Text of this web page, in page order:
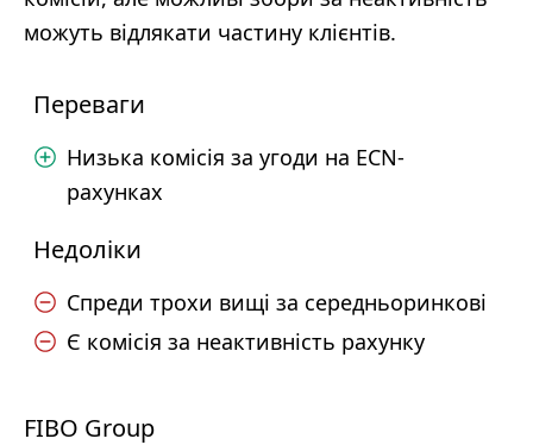
можуть відлякати частину клієнтів.
Переваги
Низька комісія за угоди на ECN-
рахунках
Недоліки
Спреди трохи вищі за середньоринкові
Є комісія за неактивність рахунку
FIBO Group